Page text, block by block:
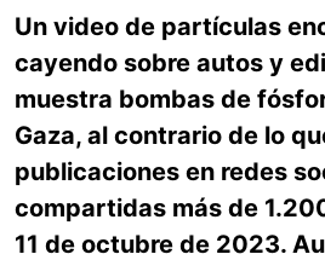
Un video de partículas
cayendo sobre autos y
muestra bombas de
Gaza, al contrario de lo
publicaciones en redes
compartidas más de
11 de octubre de 2023.